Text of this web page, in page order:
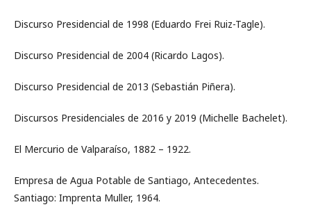
Discurso Presidencial de 1998 (Eduardo Frei Ruiz-Tagle).
Discurso Presidencial de 2004 (Ricardo Lagos).
Discurso Presidencial de 2013 (Sebastián Piñera).
Discursos Presidenciales de 2016 y 2019 (Michelle Bachelet).
El Mercurio de Valparaíso, 1882 – 1922.
Empresa de Agua Potable de Santiago, Antecedentes.
Santiago: Imprenta Muller, 1964.